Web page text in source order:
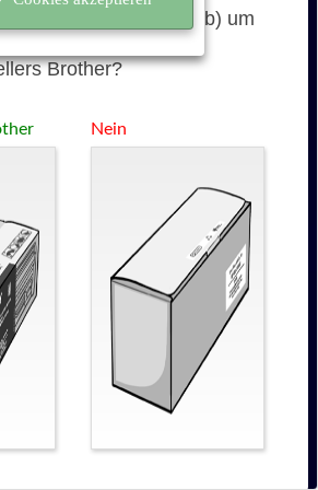
bei der TN-245Y (gelb) um
des
Brother?
Nein